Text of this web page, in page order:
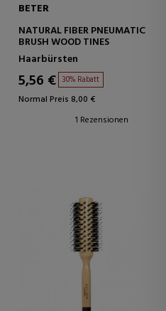
BETER
NATURAL FIBER PNEUMATIC
BRUSH WOOD TINES
Haarbürsten
5,56 € 30% Rabatt
Normal Preis 8,00 €
1 Rezensionen